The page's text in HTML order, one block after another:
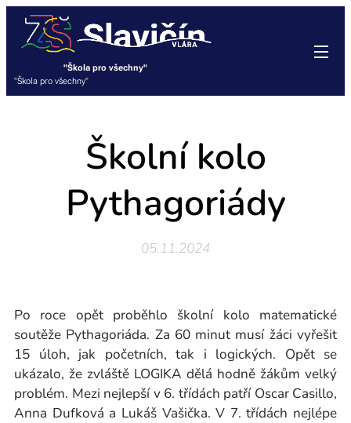
"Škola pro všechny"
"Škola pro všechny"
Školní kolo
Pythagoriády
05.11.2024
Po roce opět proběhlo školní kolo matematické
soutěže Pythagoriáda. Za 60 minut musí žáci vyřešit
15 úloh, jak početních, tak i logických. Opět se
ukázalo, že zvláště LOGIKA dělá hodně žákům velký
problém. Mezi nejlepší v 6. třídách patří Oscar Casillo,
Anna Dufková a Lukáš Vašička. V 7. třídách nejlépe